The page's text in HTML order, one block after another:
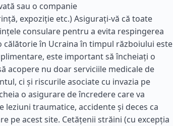
sau o companie
expoziție etc.) Asigurați-vă că toate
consulare pentru a evita respingerea
călătorie în Ucraina în timpul războiului este
este important să încheiați o
acopere nu doar serviciile medicale de
ci și riscurile asociate cu invazia pe
o asigurare de încredere care va
leziuni traumatice, accidente și deces ca
pe acest site. Cetățenii străini (cu excepția